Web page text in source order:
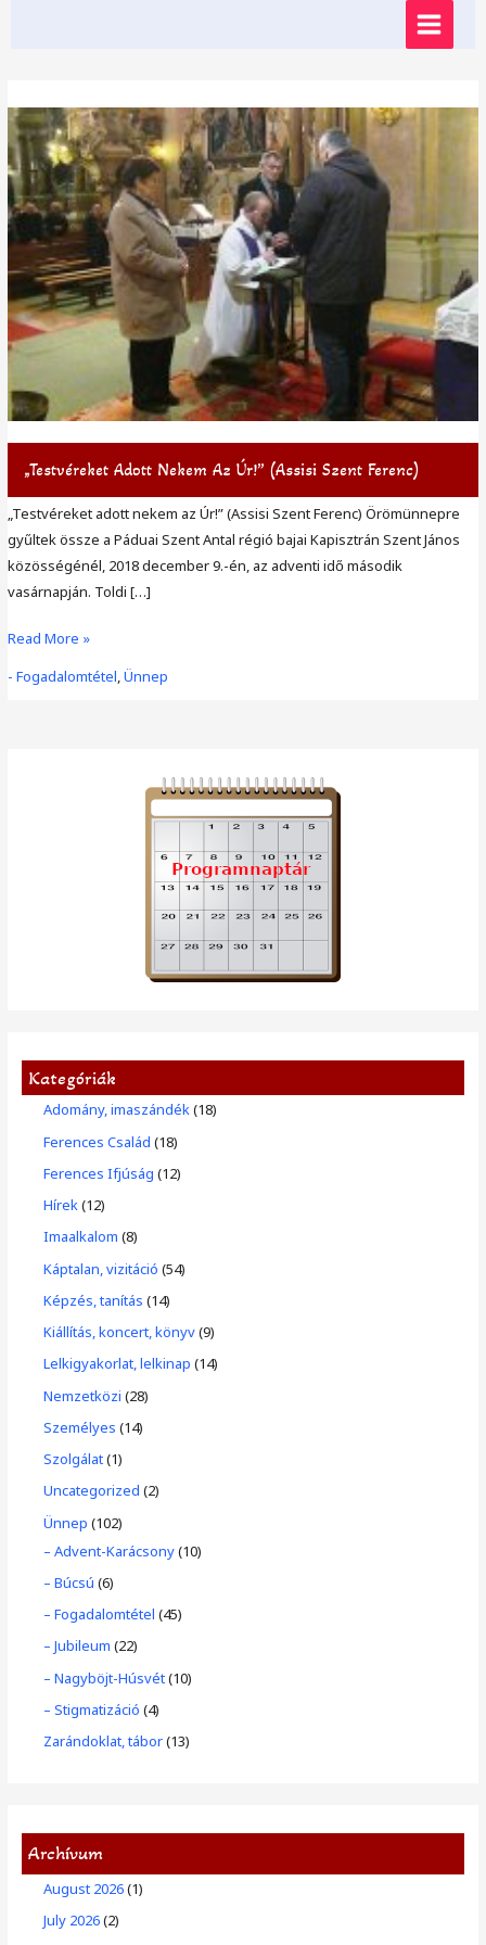
MAIN
„Testvéreket Adott Nekem Az Úr!” (Assisi Szent Ferenc)
„Testvéreket adott nekem az Úr!” (Assisi Szent Ferenc) Örömünnepre
gyűltek össze a Páduai Szent Antal régió bajai Kapisztrán Szent János
közösségénél, 2018 december 9.-én, az adventi idő második
vasárnapján. Toldi […]
„Testvéreket
nekem
Read More »
- Fogadalomtétel ,Ünnep
Kategóriák
Adomány, imaszándék(18)
Ferences Család (18)
Ferences Ifjúság (12)
Hírek(12)
Imaalkalom (8)
Káptalan, vizitáció (54)
Képzés, tanítás (14)
Kiállítás, koncert, könyv(9)
Lelkigyakorlat, lelkinap (14)
Nemzetközi (28)
Személyes (14)
Szolgálat(1)
Uncategorized (2)
Ünnep (102)
– Advent-Karácsony(10)
– Búcsú (6)
– Fogadalomtétel (45)
– Jubileum (22)
– Nagyböjt-Húsvét(10)
– Stigmatizáció (4)
Zarándoklat, tábor(13)
Archívum
August 2026(1)
July 2026(2)